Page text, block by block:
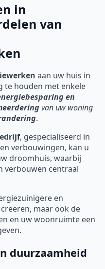
in
van
aan uw huis in
te houden met enkele
en
van uw woning
.
, gespecialiseerd in
verbouwingen, kan u
droomhuis, waarbij
verbouwen centraal
en
maar ook de
en uw woonruimte een
duurzaamheid